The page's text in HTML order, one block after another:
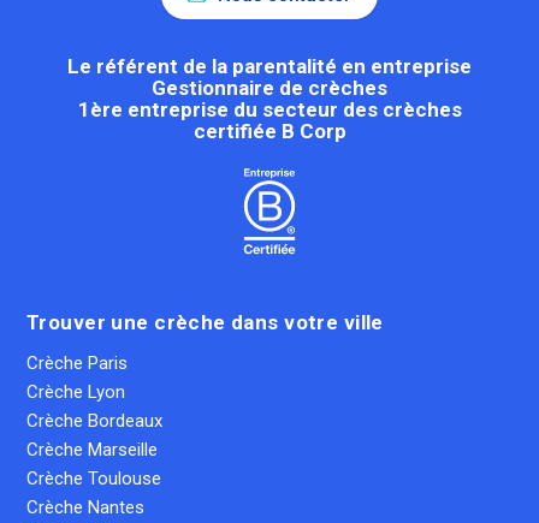
Le référent de la parentalité en entreprise
Gestionnaire de crèches
1ère entreprise du secteur des crèches
certifiée B Corp
Trouver une crèche dans votre ville
Crèche Paris
Crèche Lyon
Crèche Bordeaux
Crèche Marseille
Crèche Toulouse
Crèche Nantes